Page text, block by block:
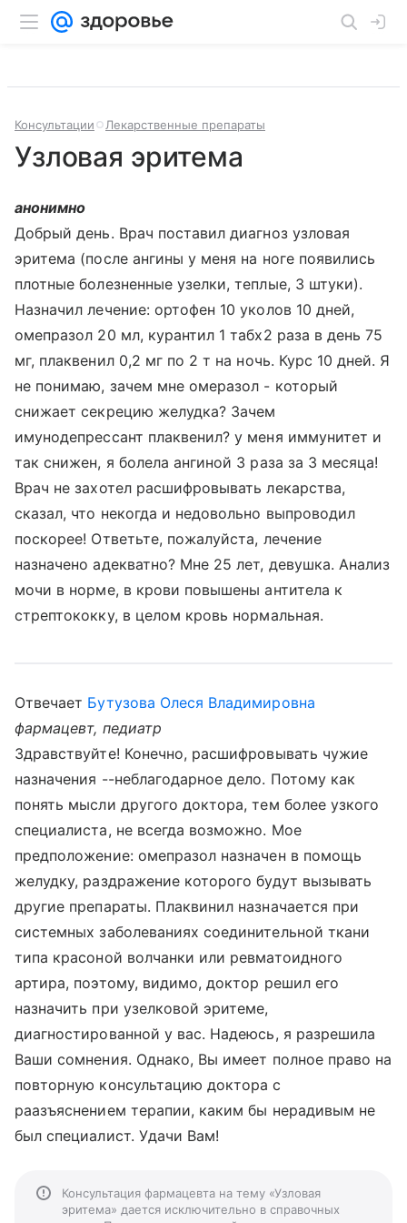
Консультации Лекарственные препараты
Узловая эритема
анонимно
Добрый день. Врач поставил диагноз узловая
эритема (после ангины у меня на ноге появились
плотные болезненные узелки, теплые, 3 штуки).
Назначил лечение: ортофен 10 уколов 10 дней,
омепразол 20 мл, курантил 1 табх2 раза в день 75
мг, плаквенил 0,2 мг по 2 т на ночь. Курс 10 дней. Я
не понимаю, зачем мне омеразол - который
снижает секрецию желудка? Зачем
имунодепрессант плаквенил? у меня иммунитет и
так снижен, я болела ангиной 3 раза за 3 месяца!
Врач не захотел расшифровывать лекарства,
сказал, что некогда и недовольно выпроводил
поскорее! Ответьте, пожалуйста, лечение
назначено адекватно? Мне 25 лет, девушка. Анализ
мочи в норме, в крови повышены антитела к
стрептококку, в целом кровь нормальная.
Отвечает Бутузова Олеся Владимировна
фармацевт, педиатр
Здравствуйте! Конечно, расшифровывать чужие
назначения --неблагодарное дело. Потому как
понять мысли другого доктора, тем более узкого
специалиста, не всегда возможно. Мое
предположение: омепразол назначен в помощь
желудку, раздражение которого будут вызывать
другие препараты. Плаквинил назначается при
системных заболеваниях соединительной ткани
типа красоной волчанки или ревматоидного
артира, поэтому, видимо, доктор решил его
назначить при узелковой эритеме,
диагностированной у вас. Надеюсь, я разрешила
Ваши сомнения. Однако, Вы имеет полное право на
повторную консультацию доктора с
раазъяснением терапии, каким бы нерадивым не
был специалист. Удачи Вам!
Консультация фармацевта на тему «Узловая
эритема» дается исключительно в справочных